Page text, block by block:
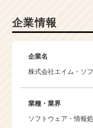
企業情報
企業名
株式会社エイム・ソ
業種・業界
ソフトウェア・情報